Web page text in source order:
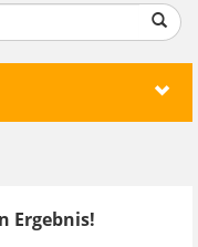
Ergebnis!